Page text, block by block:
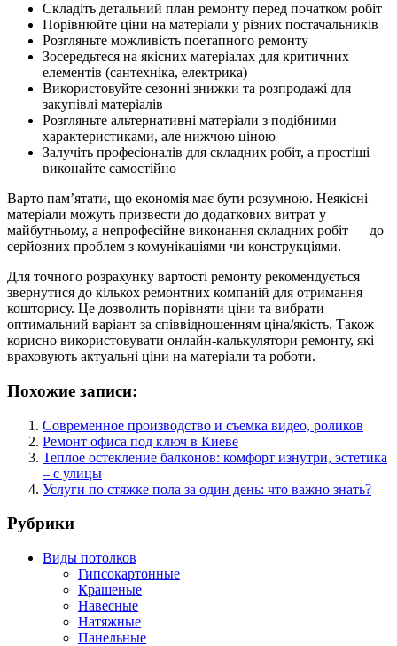
Складіть детальний план ремонту перед початком робіт
Порівнюйте ціни на матеріали у різних постачальників
Розгляньте можливість поетапного ремонту
Зосередьтеся на якісних матеріалах для критичних
елементів (сантехніка, електрика)
Використовуйте сезонні знижки та розпродажі для
закупівлі матеріалів
Розгляньте альтернативні матеріали з подібними
характеристиками, але нижчою ціною
Залучіть професіоналів для складних робіт, а простіші
виконайте самостійно
Варто пам’ятати, що економія має бути розумною. Неякісні
матеріали можуть призвести до додаткових витрат у
майбутньому, а непрофесійне виконання складних робіт — до
серйозних проблем з комунікаціями чи конструкціями.
Для точного розрахунку вартості ремонту рекомендується
звернутися до кількох ремонтних компаній для отримання
кошторису. Це дозволить порівняти ціни та вибрати
оптимальний варіант за співвідношенням ціна/якість. Також
корисно використовувати онлайн-калькулятори ремонту, які
враховують актуальні ціни на матеріали та роботи.
Похожие записи:
Современное производство и съемка видео, роликов
Ремонт офиса под ключ в Киеве
Теплое остекление балконов: комфорт изнутри, эстетика
– с улицы
Услуги по стяжке пола за один день: что важно знать?
Рубрики
Виды потолков
Гипсокартонные
Крашеные
Навесные
Натяжные
Панельные